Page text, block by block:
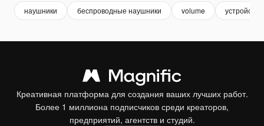
наушники беспроводные наушники volume устройство
Креативная платформа для создания ваших лучших работ.
Более 1 миллиона подписчиков среди креаторов,
предприятий, агентств и студий.